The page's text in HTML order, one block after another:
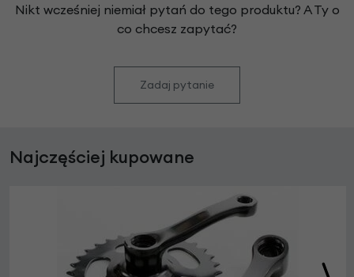
Nikt wcześniej niemiał pytań do tego produktu? A Ty o
co chcesz zapytać?
Zadaj pytanie
Najczęściej kupowane